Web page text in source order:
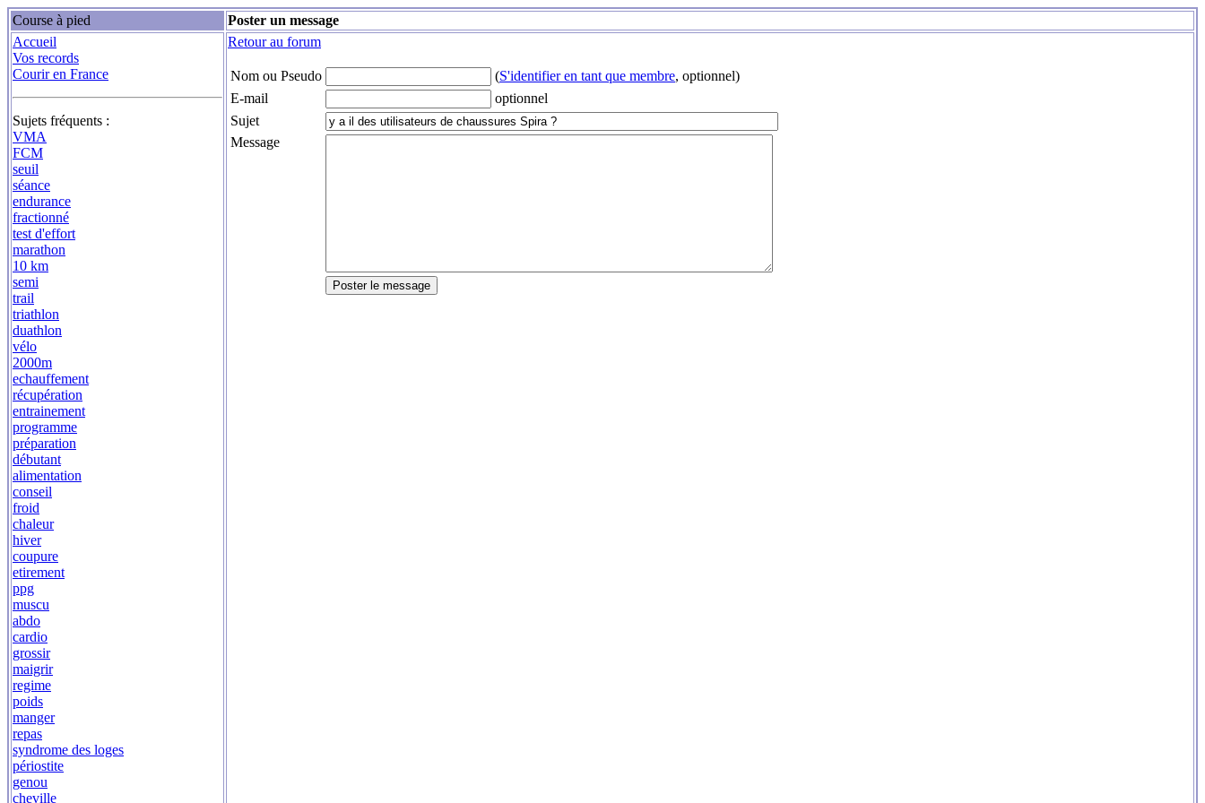
Course à pied
Poster un message
Accueil
Vos records
Courir en France
Sujets fréquents :
VMA
FCM
seuil
séance
endurance
fractionné
test d'effort
marathon
10 km
semi
trail
triathlon
duathlon
vélo
2000m
echauffement
récupération
entrainement
programme
préparation
débutant
alimentation
conseil
froid
chaleur
hiver
coupure
etirement
ppg
muscu
abdo
cardio
grossir
maigrir
regime
poids
manger
repas
syndrome des loges
périostite
genou
cheville
Retour au forum
Nom ou Pseudo (S'identifier en tant que membre, optionnel)
E-mail
optionnel
Sujet
Message